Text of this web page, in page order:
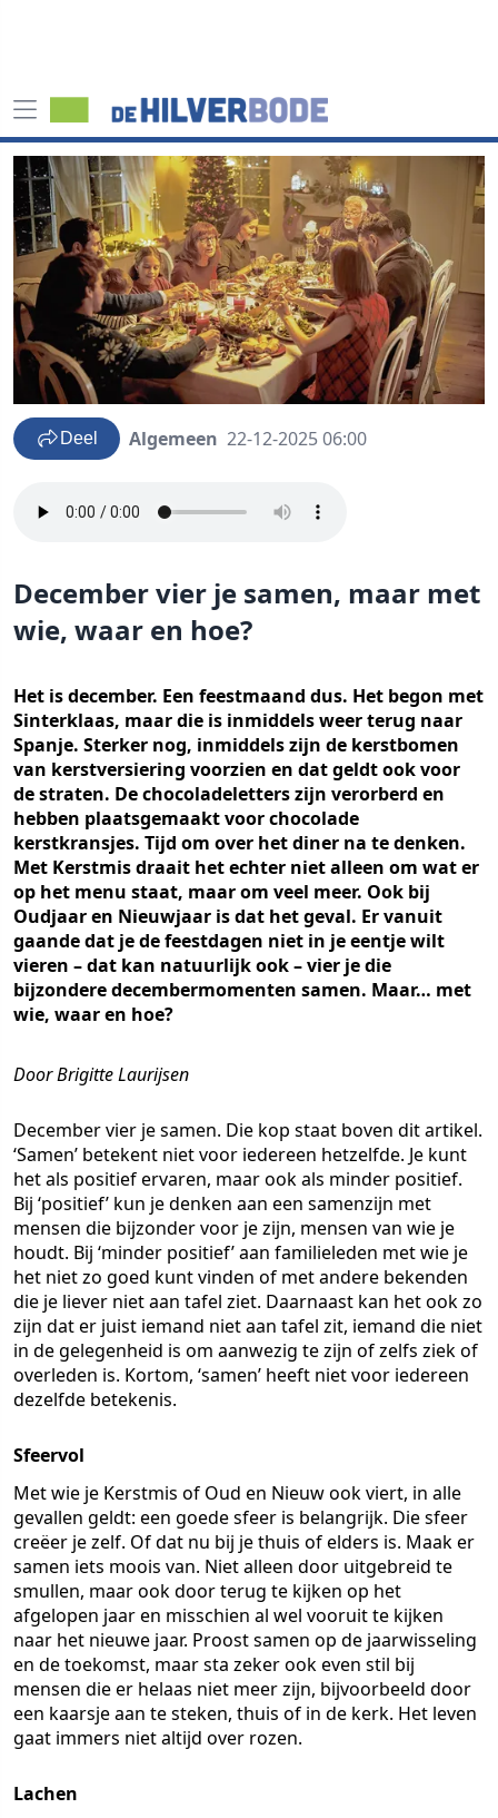
Deel Algemeen 22-12-2025 06:00
December vier je samen, maar met
wie, waar en hoe?
Het is december. Een feestmaand dus. Het begon met
Sinterklaas, maar die is inmiddels weer terug naar
Spanje. Sterker nog, inmiddels zijn de kerstbomen
van kerstversiering voorzien en dat geldt ook voor
de straten. De chocoladeletters zijn verorberd en
hebben plaatsgemaakt voor chocolade
kerstkransjes. Tijd om over het diner na te denken.
Met Kerstmis draait het echter niet alleen om wat er
op het menu staat, maar om veel meer. Ook bij
Oudjaar en Nieuwjaar is dat het geval. Er vanuit
gaande dat je de feestdagen niet in je eentje wilt
vieren – dat kan natuurlijk ook – vier je die
bijzondere decembermomenten samen. Maar… met
wie, waar en hoe?
Door Brigitte Laurijsen
December vier je samen. Die kop staat boven dit artikel.
‘Samen’ betekent niet voor iedereen hetzelfde. Je kunt
het als positief ervaren, maar ook als minder positief.
Bij ‘positief’ kun je denken aan een samenzijn met
mensen die bijzonder voor je zijn, mensen van wie je
houdt. Bij ‘minder positief’ aan familieleden met wie je
het niet zo goed kunt vinden of met andere bekenden
die je liever niet aan tafel ziet. Daarnaast kan het ook zo
zijn dat er juist iemand niet aan tafel zit, iemand die niet
in de gelegenheid is om aanwezig te zijn of zelfs ziek of
overleden is. Kortom, ‘samen’ heeft niet voor iedereen
dezelfde betekenis.
Sfeervol
Met wie je Kerstmis of Oud en Nieuw ook viert, in alle
gevallen geldt: een goede sfeer is belangrijk. Die sfeer
creëer je zelf. Of dat nu bij je thuis of elders is. Maak er
samen iets moois van. Niet alleen door uitgebreid te
smullen, maar ook door terug te kijken op het
afgelopen jaar en misschien al wel vooruit te kijken
naar het nieuwe jaar. Proost samen op de jaarwisseling
en de toekomst, maar sta zeker ook even stil bij
mensen die er helaas niet meer zijn, bijvoorbeeld door
een kaarsje aan te steken, thuis of in de kerk. Het leven
gaat immers niet altijd over rozen.
Lachen